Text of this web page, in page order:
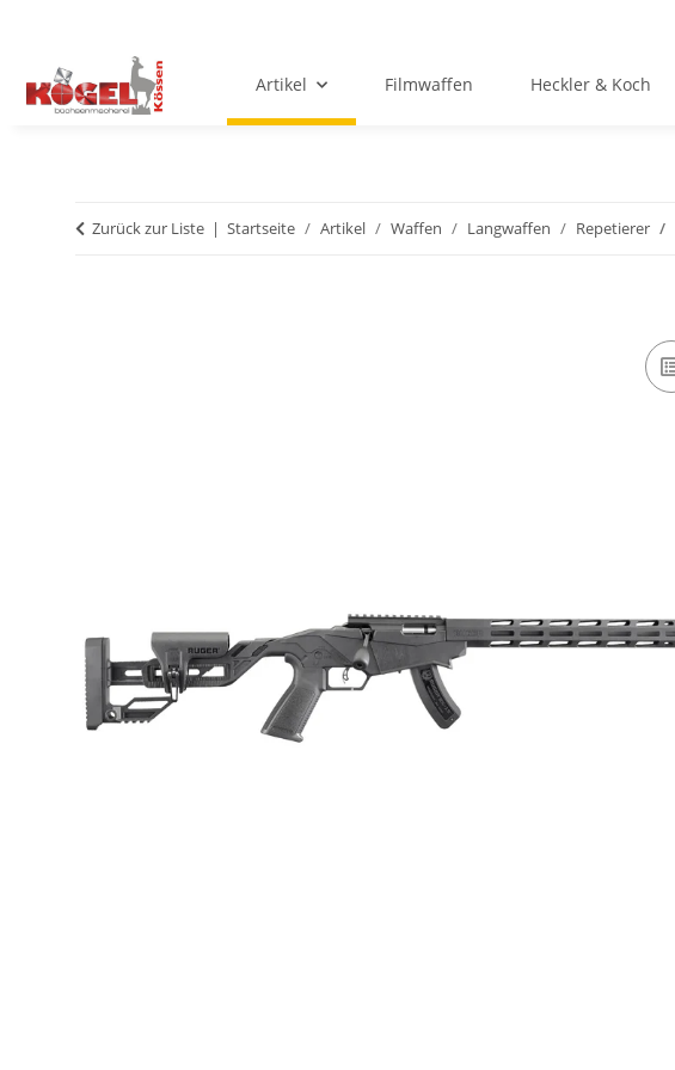
Artikel Filmwaffen Heckler & Koch
Zurück zur Liste Startseite Artikel Waffen Langwaffen Repetierer